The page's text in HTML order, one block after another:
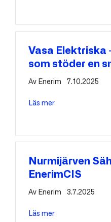
Vasa Elektriska
som stöder en
Av Enerim 7.10.2025
Läs mer
Nurmijärven
EnerimCIS
Av Enerim 3.7.2025
Läs mer